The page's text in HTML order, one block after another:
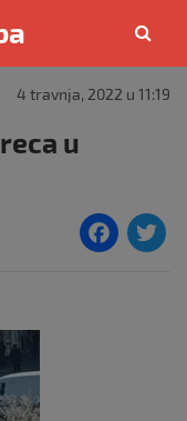
4 travnja, 2022 u 11:19
u
F